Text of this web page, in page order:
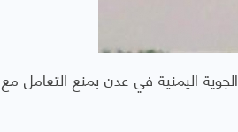
اليمنية في عدن بمنع التعامل مع